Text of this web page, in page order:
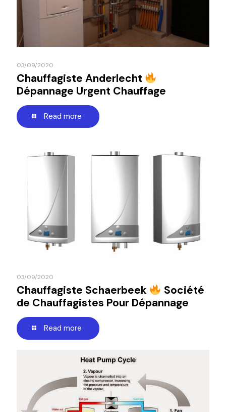
03/09/2020
Chauffagiste Anderlecht
Dépannage Urgent Chauffage
Read more
03/09/2020
Chauffagiste Schaerbeek
Société
de Chauffagistes Pour Dépannage
Read more